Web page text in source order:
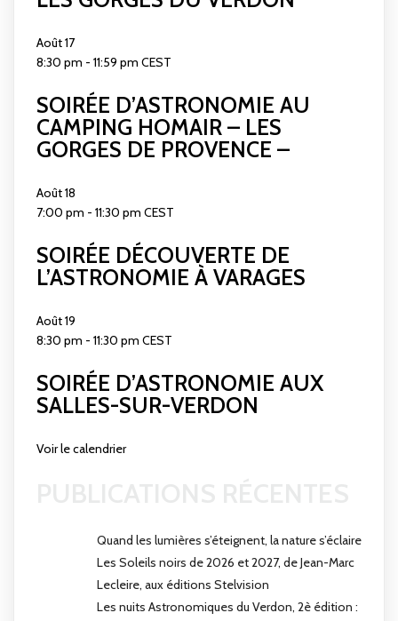
Août17
8:30 pm - 11:59 pm CEST
SOIRÉE D’ASTRONOMIE AU
CAMPING HOMAIR – LES
GORGES DE PROVENCE –
Août18
7:00 pm - 11:30 pm CEST
SOIRÉE DÉCOUVERTE DE
L’ASTRONOMIE À VARAGES
Août19
8:30 pm - 11:30 pm CEST
SOIRÉE D’ASTRONOMIE AUX
SALLES-SUR-VERDON
Voir le calendrier
Quand les lumières s’éteignent, la nature s’éclaire
Les Soleils noirs de 2026 et 2027, de Jean-Marc
Lecleire, aux éditions Stelvision
Les nuits Astronomiques du Verdon, 2è édition :